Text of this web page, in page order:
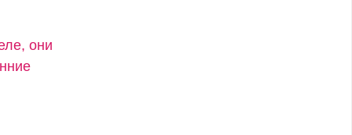
они